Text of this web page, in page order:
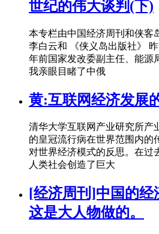
世纪的伟大谈判(下)
本专栏由中国经济周刊和侠客
李白云和 《侠义岛出版社》
年前国家发改委副主任、能源
我亲眼目睹了中俄
黄:互联网经济发展
清华大学互联网产业研究所产
的皇冠流行病在世界范围内的
对世界经济模式的反思。在过
人类社会创造了巨大
[经济周刊]中国的经
这是大人物做的。